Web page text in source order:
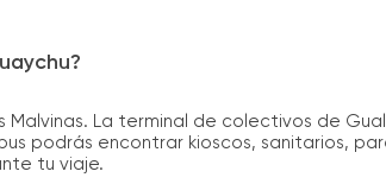
Malvinas. La terminal de colectivos de
podrás encontrar kioscos, sanitarios,
tu viaje.